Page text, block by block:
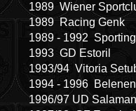
1989 Wiener
1989 Racing Genk
1989 - 1992
1993 GD Estoril
1993/94 Vitoria
1994 - 1996
1996/97 UD